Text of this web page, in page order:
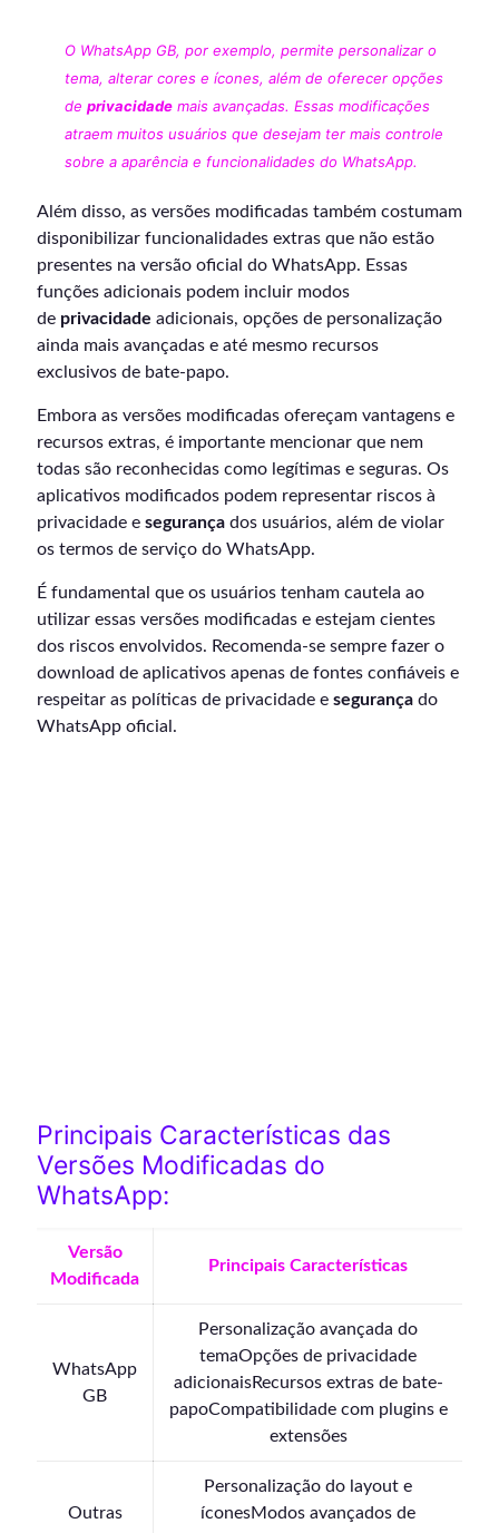
O WhatsApp GB, por exemplo, permite personalizar o
tema, alterar cores e ícones, além de oferecer opções
de privacidade mais avançadas. Essas modificações
atraem muitos usuários que desejam ter mais controle
sobre a aparência e funcionalidades do WhatsApp.
Além disso, as versões modificadas também costumam
disponibilizar funcionalidades extras que não estão
presentes na versão oficial do WhatsApp. Essas
funções adicionais podem incluir modos
de privacidade adicionais, opções de personalização
ainda mais avançadas e até mesmo recursos
exclusivos de bate-papo.
Embora as versões modificadas ofereçam vantagens e
recursos extras, é importante mencionar que nem
todas são reconhecidas como legítimas e seguras. Os
aplicativos modificados podem representar riscos à
privacidade e segurança dos usuários, além de violar
os termos de serviço do WhatsApp.
É fundamental que os usuários tenham cautela ao
utilizar essas versões modificadas e estejam cientes
dos riscos envolvidos. Recomenda-se sempre fazer o
download de aplicativos apenas de fontes confiáveis e
respeitar as políticas de privacidade e segurança do
WhatsApp oficial.
Principais Características das
Versões Modificadas do
WhatsApp:
Versão
Modificada
Principais Características
WhatsApp
GB
Personalização avançada do
temaOpções de privacidade
adicionaisRecursos extras de bate-
papoCompatibilidade com plugins e
extensões
Outras
Personalização do layout e
íconesModos avançados de